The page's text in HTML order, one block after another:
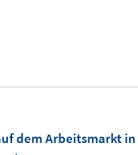
dem Arbeitsmarkt in